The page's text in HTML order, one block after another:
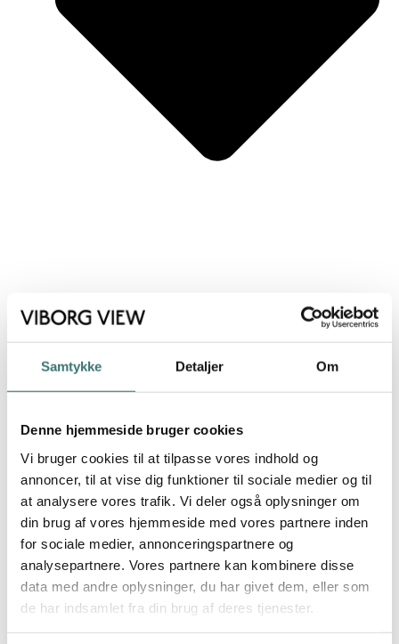
Samtykke Detaljer Om
Denne hjemmeside bruger cookies
Vi bruger cookies til at tilpasse vores indhold og
annoncer, til at vise dig funktioner til sociale medier og til
at analysere vores trafik. Vi deler også oplysninger om
din brug af vores hjemmeside med vores partnere inden
for sociale medier, annonceringspartnere og
analysepartnere. Vores partnere kan kombinere disse
data med andre oplysninger, du har givet dem, eller som
de har indsamlet fra din brug af deres tjenester.
Åbent Hus